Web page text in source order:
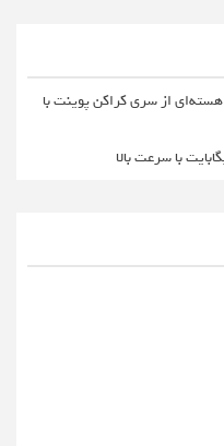
پردازنده معرفی‌نشده 6 هسته‌ای از سری کراکن پوینت با